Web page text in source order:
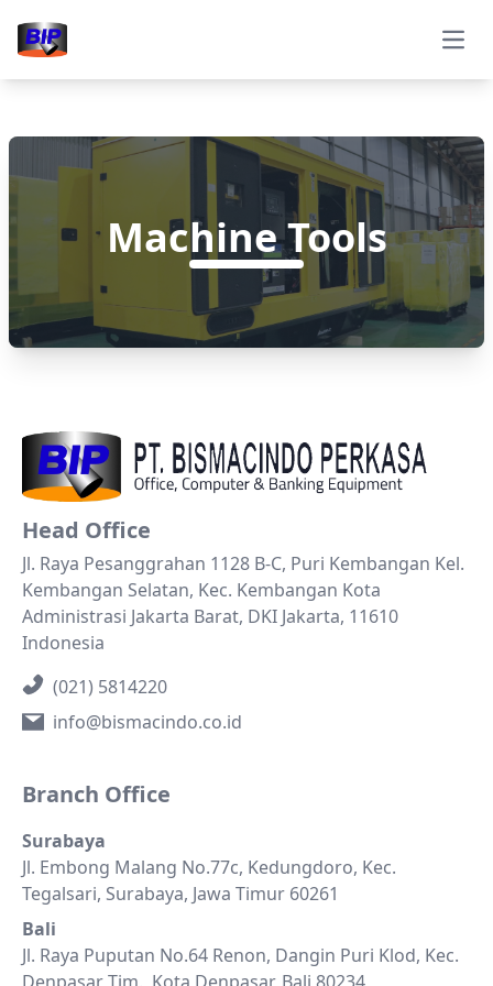
Machine Tools
Head Office
Jl. Raya Pesanggrahan 1128 B-C, Puri Kembangan Kel.
Kembangan Selatan, Kec. Kembangan Kota
Administrasi Jakarta Barat, DKI Jakarta, 11610
Indonesia
(021) 5814220
info@bismacindo.co.id
Branch Office
Surabaya
Jl. Embong Malang No.77c, Kedungdoro, Kec.
Tegalsari, Surabaya, Jawa Timur 60261
Bali
Jl. Raya Puputan No.64 Renon, Dangin Puri Klod, Kec.